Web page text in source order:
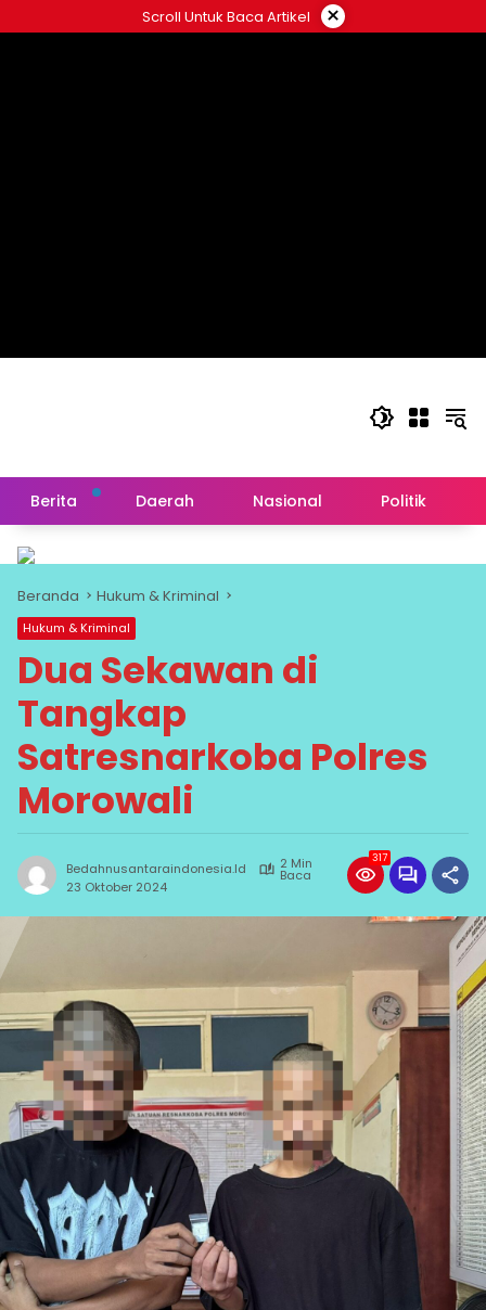
ke
Scroll Untuk Baca Artikel ×
Berita Daerah Nasional Politik
Beranda Hukum & Kriminal
Hukum & Kriminal
Dua Sekawan di
Tangkap
Satresnarkoba Polres
Morowali
Bedahnusantaraindonesia.id 2 Min
Baca
23 Oktober 2024
317